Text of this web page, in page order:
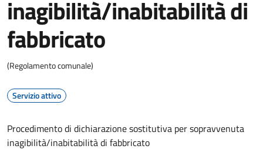
inagibilità/inabitabilità di
fabbricato
(Regolamento comunale)
Servizio attivo
Procedimento di dichiarazione sostitutiva per sopravvenuta
inagibilità/inabitabilità di fabbricato